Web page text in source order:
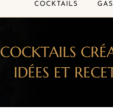
COCKTAILS
COCKTAILS
IDÉES ET